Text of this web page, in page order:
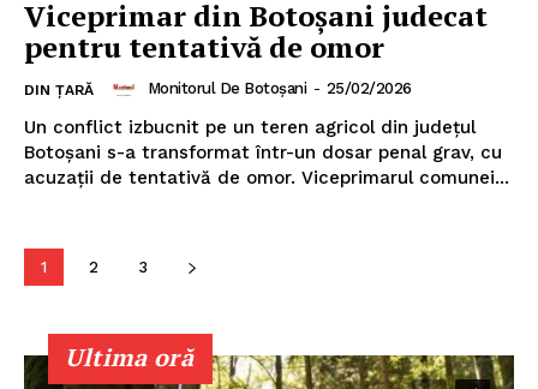
Un proiect
FREEDOM HOUSE ROMÂNIA
Viceprimar din Botoșani judecat
pentru tentativă de omor
DIN ȚARĂ Monitorul De Botoșani - 25/02/2026
Un conflict izbucnit pe un teren agricol din județul
Botoșani s-a transformat într-un dosar penal grav, cu
acuzații de tentativă de omor. Viceprimarul comunei...
1 2 3
Ultima oră